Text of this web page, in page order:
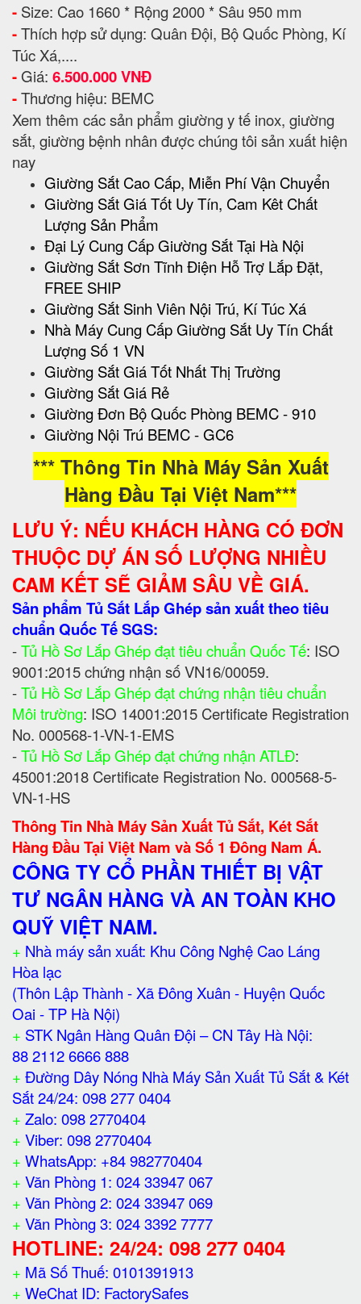
- Size: Cao 1660 * Rộng 2000 * Sâu 950 mm
-Thích hợp sử dụng: Quân Đội, Bộ Quốc Phòng, Kí
Túc Xá,....
- Giá: 6.500.000 VNĐ
-Thương hiệu: BEMC
Xem thêm các sản phẩm giường y tế inox, giường
sắt, giường bệnh nhân được chúng tôi sản xuất hiện
nay
Giường Sắt Cao Cấp, Miễn Phí Vận Chuyển
Giường Sắt Giá Tốt Uy Tín, Cam Kêt Chất
Lượng Sản Phẩm
Đại Lý Cung Cấp Giường Sắt Tại Hà Nội
Giường Sắt Sơn Tĩnh Điện Hỗ Trợ Lắp Đặt,
FREE SHIP
Giường Sắt Sinh Viên Nội Trú, Kí Túc Xá
Nhà Máy Cung Cấp Giường Sắt Uy Tín Chất
Lượng Số 1 VN
Giường Sắt Giá Tốt Nhất Thị Trường
Giường Sắt Giá Rẻ
Giường Đơn Bộ Quốc Phòng BEMC - 910
Giường Nội Trú BEMC - GC6
*** Thông Tin Nhà Máy Sản Xuất
Hàng Đầu Tại Việt Nam***
LƯU Ý: NẾU KHÁCH HÀNG CÓ ĐƠN
THUỘC DỰ ÁN SỐ LƯỢNG NHIỀU
CAM KẾT SẼ GIẢM SÂU VỀ GIÁ.
Sản phẩm Tủ Sắt Lắp Ghép sản xuất theo tiêu
chuẩn Quốc Tế SGS:
-Tủ Hồ Sơ Lắp Ghép đạt tiêu chuẩn Quốc Tế: ISO
9001:2015 chứng nhận số VN16/00059.
-Tủ Hồ Sơ Lắp Ghép đạt chứng nhận tiêu chuẩn
Môi trường: ISO 14001:2015 Certificate Registration
No. 000568-1-VN-1-EMS
-Tủ Hồ Sơ Lắp Ghép đạt chứng nhận ATLĐ:
45001:2018 Certificate Registration No. 000568-5-
VN-1-HS
Thông Tin Nhà Máy Sản Xuất Tủ Sắt, Két Sắt
Hàng Đầu Tại Việt Nam và Số 1 Đông Nam Á.
CÔNG TY CỔ PHẦN THIẾT BỊ VẬT
TƯ NGÂN HÀNG VÀ AN TOÀN KHO
QUỸ VIỆT NAM.
+ Nhà máy sản xuất: Khu Công Nghệ Cao Láng
Hòa lạc
(Thôn Lập Thành - Xã Đông Xuân - Huyện Quốc
Oai - TP Hà Nội)
+ STK Ngân Hàng Quân Đội – CN Tây Hà Nội:
88 2112 6666 888
+ Đường Dây Nóng Nhà Máy Sản Xuất Tủ Sắt & Két
Sắt 24/24: 098 277 0404
+ Zalo: 098 2770404
+ Viber: 098 2770404
+ WhatsApp: +84 982770404
+ Văn Phòng 1: 024 33947 067
+ Văn Phòng 2: 024 33947 069
+ Văn Phòng 3: 024 3392 7777
HOTLINE: 24/24: 098 277 0404
+ Mã Số Thuế: 0101391913
+ WeChat ID: FactorySafes